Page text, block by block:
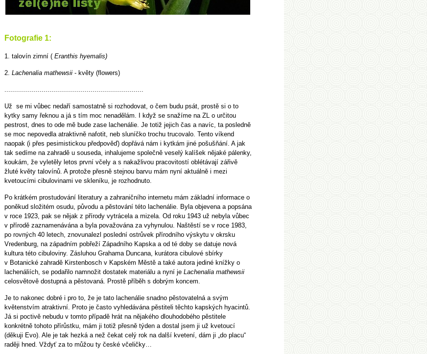
Fotografie 1:
1. talovín zimní ( Eranthis hyemalis)
2. Lachenalia mathewsii - květy (flowers)
.......................................................................
Už se mi vůbec nedaří samostatně si rozhodovat, o čem budu psát, prostě si o to
kytky samy řeknou a já s tím moc nenadělám. I když se snažíme na ZL o určitou
pestrost, dnes to ode mě bude zase lachenálie. Je totiž jejich čas a navíc, ta posledně
se moc nepovedla atraktivně nafotit, neb sluníčko trochu trucovalo. Tento víkend
naopak (i přes pesimistickou předpověď) dopřává nám i kytkám jiné pošušňání. A jak
tak sedíme na zahradě u souseda, inhalujeme společně veselý kalíšek nějaké pálenky,
koukám, že vyletěly letos první včely a s nakažlivou pracovitostí oblétávají zářivě
žluté květy talovínů. A protože přesně stejnou barvu mám nyní aktuálně i mezi
kvetoucími cibulovinami ve skleníku, je rozhodnuto.
Po krátkém prostudování literatury a zahraničního internetu mám základní informace o
poněkud složitém osudu, původu a pěstování této lachenálie. Byla objevena a popsána
v roce 1923, pak se nějak z přírody vytrácela a mizela. Od roku 1943 už nebyla vůbec
v přírodě zaznamenávána a byla považována za vyhynulou. Naštěstí se v roce 1983,
po rovných 40 letech, znovunalezl poslední ostrůvek přírodního výskytu v okrsku
Vredenburg, na západním pobřeží Západního Kapska a od té doby se datuje nová
kultura této cibuloviny. Zásluhou Grahama Duncana, kurátora cibulové sbírky
v Botanické zahradě Kirstenbosch v Kapském Městě a také autora jediné knížky o
lachenáliích, se podařilo namnožit dostatek materiálu a nyní je Lachenalia mathewsii
celosvětově dostupná a pěstovaná. Prostě příběh s dobrým koncem.
Je to nakonec dobré i pro to, že je tato lachenálie snadno pěstovatelná a svým
květenstvím atraktivní. Proto je často vyhledávána pěstiteli těchto kapských hyacintů.
Já si poctivě nebudu v tomto případě hrát na nějakého dlouhodobého pěstitele
konkrétně tohoto přírůstku, mám ji totiž přesně týden a dostal jsem ji už kvetoucí
(děkuji Evo). Ale je tak hezká a než čekat celý rok na další kvetení, dám ji „do placu“
raději hned. Vždyť za to můžou ty české včeličky…